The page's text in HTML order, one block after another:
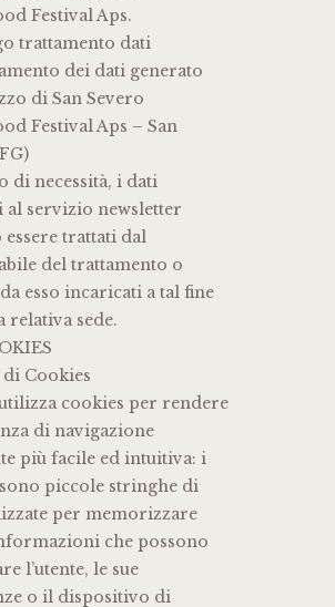
Festival Aps.
trattamento dati
dei dati generato
di San Severo
Festival Aps – San
di necessità, i dati
al servizio newsletter
essere trattati dal
del trattamento o
esso incaricati a tal fine
relativa sede.
Cookies
cookies per rendere
di navigazione
più facile ed intuitiva: i
piccole stringhe di
per memorizzare
che possono
l’utente, le sue
o il dispositivo di